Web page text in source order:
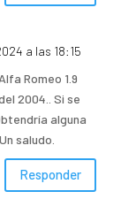
a las 18:15
Romeo 1.9
2004.. Si se
alguna
saludo.
Responder